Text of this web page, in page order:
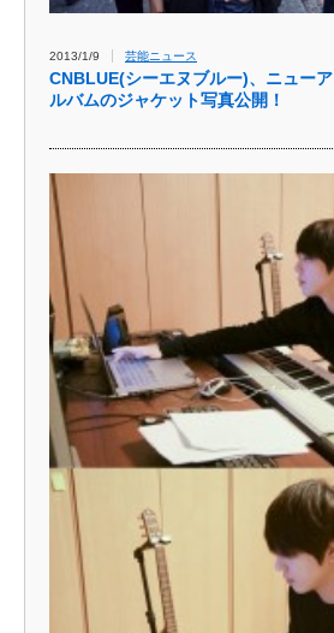
2013/1/9 芸能ニュース
CNBLUE(シーエヌブルー)、ニューア
ルバムのジャケット写真公開！